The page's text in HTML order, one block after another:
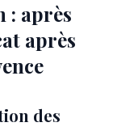
: après
après
des